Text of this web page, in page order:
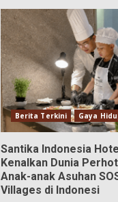
Berita Terkini Gaya
Santika Indonesia
Kenalkan Dunia
Anak-anak Asuhan
Villages di Indonesi